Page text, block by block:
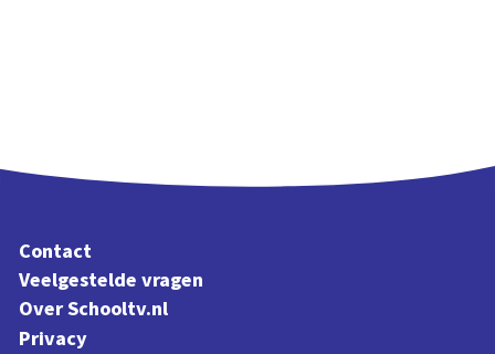
Contact
Veelgestelde vragen
Over Schooltv.nl
Privacy